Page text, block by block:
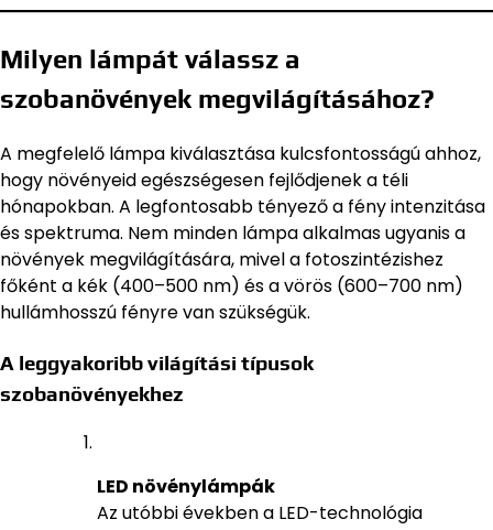
Milyen lámpát válassz a
szobanövények megvilágításához?
A megfelelő lámpa kiválasztása kulcsfontosságú ahhoz,
hogy növényeid egészségesen fejlődjenek a téli
hónapokban. A legfontosabb tényező a fény intenzitása
és spektruma. Nem minden lámpa alkalmas ugyanis a
növények megvilágítására, mivel a fotoszintézishez
főként a kék (400–500 nm) és a vörös (600–700 nm)
hullámhosszú fényre van szükségük.
A leggyakoribb világítási típusok
szobanövényekhez
LED növénylámpák
Az utóbbi években a LED-technológia